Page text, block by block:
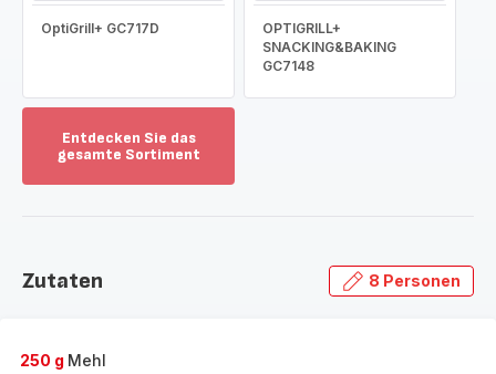
OptiGrill+ GC717D
OPTIGRILL+
SNACKING&BAKING
GC7148
Entdecken Sie das
gesamte Sortiment
das
Zutaten 8 Personen
250 g Mehl